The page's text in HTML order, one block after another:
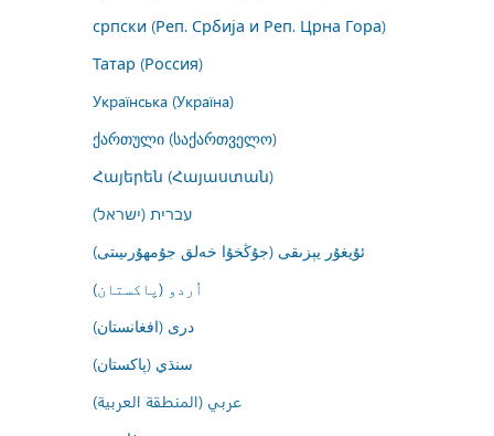
српски (Реп. Србија и Реп. Црна Гора)
Татар (Россия)
Українська (Україна)
ქართული (საქართველო)
Հայերեն (Հայաստան)
עברית (ישראל)
ئۇيغۇر يېزىقى (جۇڭخۇا خەلق جۇمھۇرىيىتى)
اُردو (پاکستان)
درى (افغانستان)
سنڌي (پاکستان)
عربي (المنطقة العربية)